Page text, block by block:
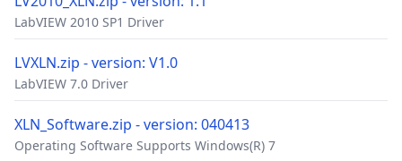
LabVIEW 2010 SP1 Driver
LVXLN.zip - version: V1.0
LabVIEW 7.0 Driver
XLN_Software.zip - version: 040413
Operating Software Supports Windows(R) 7